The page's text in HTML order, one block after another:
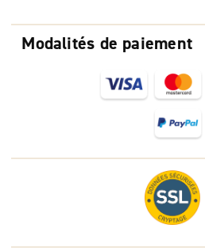
Modalités de paiement